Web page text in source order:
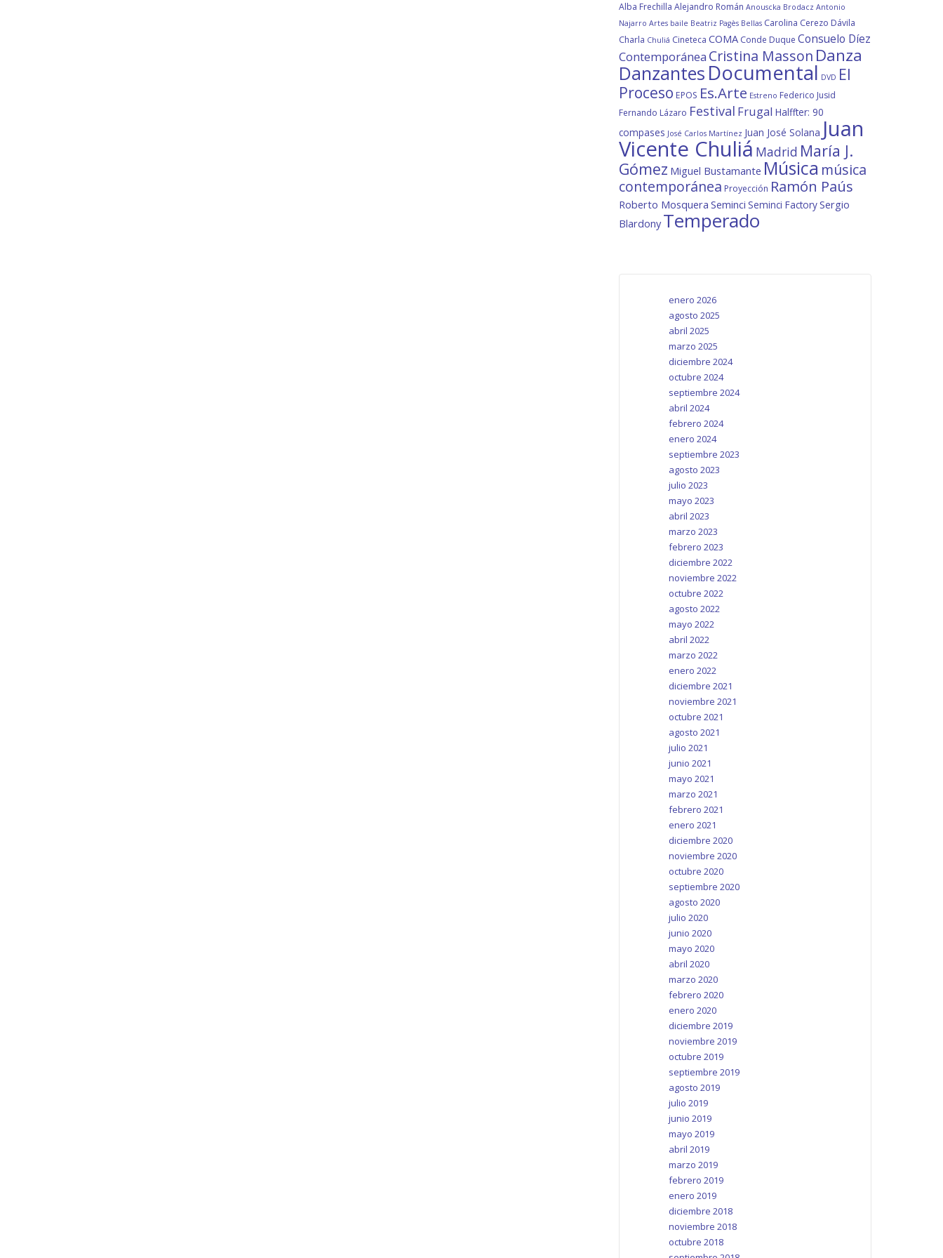
Alba Frechilla Alejandro Román Anouscka Brodacz Antonio
Najarro Artes baile Beatriz Pagès Bellas Carolina Cerezo Dávila
Charla Chuliá Cineteca COMA Conde Duque Consuelo Díez
Contemporánea Cristina Masson Danza
Danzantes Documental DVD El
Proceso EPOS Es.Arte Estreno Federico Jusid
Fernando Lázaro Festival Frugal Halffter: 90
compases José Carlos Martínez Juan José Solana Juan
Vicente Chuliá Madrid María J.
Gómez Miguel Bustamante Música música
contemporánea Proyección Ramón Paús
Roberto Mosquera Seminci Seminci FactorySergio
Blardony Temperado
enero 2026
agosto 2025
abril 2025
marzo 2025
diciembre 2024
octubre 2024
septiembre 2024
abril 2024
febrero 2024
enero 2024
septiembre 2023
agosto 2023
julio 2023
mayo 2023
abril 2023
marzo 2023
febrero 2023
diciembre 2022
noviembre 2022
octubre 2022
agosto 2022
mayo 2022
abril 2022
marzo 2022
enero 2022
diciembre 2021
noviembre 2021
octubre 2021
agosto 2021
julio 2021
junio 2021
mayo 2021
marzo 2021
febrero 2021
enero 2021
diciembre 2020
noviembre 2020
octubre 2020
septiembre 2020
agosto 2020
julio 2020
junio 2020
mayo 2020
abril 2020
marzo 2020
febrero 2020
enero 2020
diciembre 2019
noviembre 2019
octubre 2019
septiembre 2019
agosto 2019
julio 2019
junio 2019
mayo 2019
abril 2019
marzo 2019
febrero 2019
enero 2019
diciembre 2018
noviembre 2018
octubre 2018